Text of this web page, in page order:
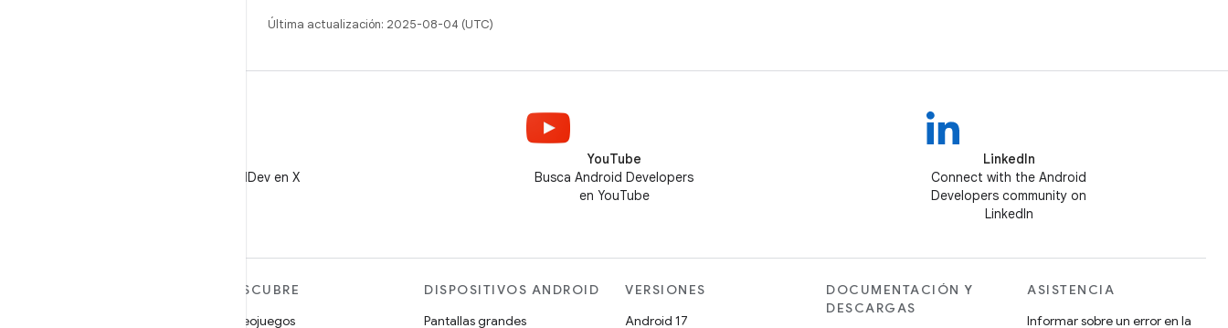
Última actualización: 2025-08-04 (UTC)
Sigue a @AndroidDev en X
YouTube
Busca Android Developers
en YouTube
LinkedIn
Connect with the Android
Developers community on
LinkedIn
DESCUBRE
Videojuegos
DISPOSITIVOS ANDROID
Pantallas grandes
VERSIONES
Android 17
DOCUMENTACIÓN Y
DESCARGAS
ASISTENCIA
Informar sobre un error en la